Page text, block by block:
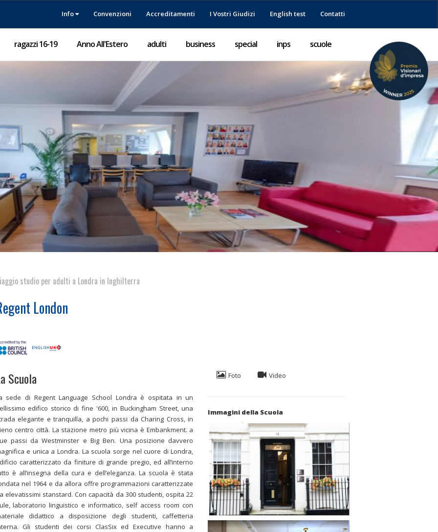
Info Convenzioni Accreditamenti I Vostri Giudizi English test Contatti
ragazzi 16-19 Anno All'Estero adulti business special inps scuole
studio per adulti a Londra in Inghilterra
London
Scuola
sede di Regent Language School Londra è ospitata in un
edifico storico di fine '600, in Buckingham Street, una
elegante e tranquilla, a pochi passi da Charing Cross, in
centro città. La stazione metro più vicina è Embankment. a
passi da Westminster e Big Ben. Una posizione davvero
e unica a Londra. La scuola sorge nel cuore di Londra,
caratterizzato da finiture di grande pregio, ed all’interno
è all’insegna della cura e dell’eleganza. La scuola è stata
nel 1964 e da allora offre programmazioni caratterizzate
elevatissimi stanstard. Con capacità da 300 studenti, ospita 22
laboratorio linguistico e informatico, self access room con
didattico a disposizione degli studenti, caffetteria
Gli studenti dei corsi ClasSix ed Executive hanno a
Foto Video
Immagini della Scuola